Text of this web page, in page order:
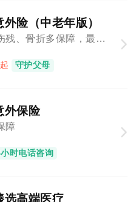
险（中老年版）
意外身故、伤残、骨折多保障，最高80周岁可投
守护父母
外保险
障
时电话咨询
选高端医疗